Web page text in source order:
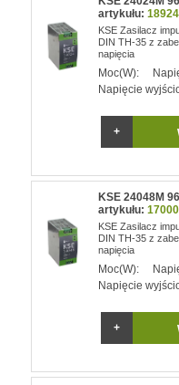
artykułu:
KSE Zasilacz
DIN TH-35 z
napięcia
Moc(W):
Napięcie
KSE 24048M
artykułu:
KSE Zasilacz
DIN TH-35 z
napięcia
Moc(W):
Napięcie